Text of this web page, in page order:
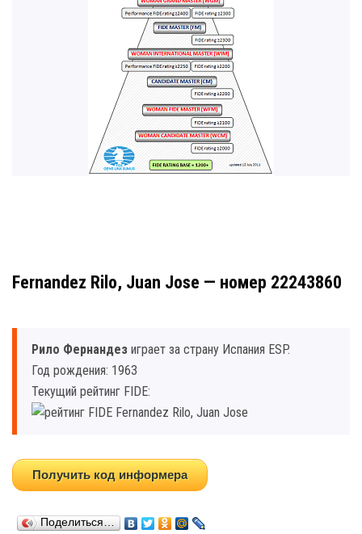
Fernandez Rilo, Juan Jose — номер 22243860
Рило Фернандез играет за страну Испания ESP.
Год рождения: 1963
Текущий рейтинг FIDE:
Получить код информера
Поделиться…